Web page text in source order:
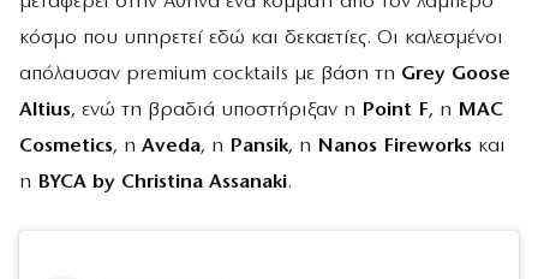
κόσμο που υπηρετεί εδώ και δεκαετίες. Οι καλεσμένοι
απόλαυσαν premium cocktails με βάση τη Grey Goose
Altius, ενώ τη βραδιά υποστήριξαν η Point F, η MAC
Cosmetics, η Aveda, η Pansik, η Nanos Fireworks και
η BYCA by Christina Assanaki.